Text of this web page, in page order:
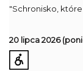
"Schronisko, które
20 lipca 2026